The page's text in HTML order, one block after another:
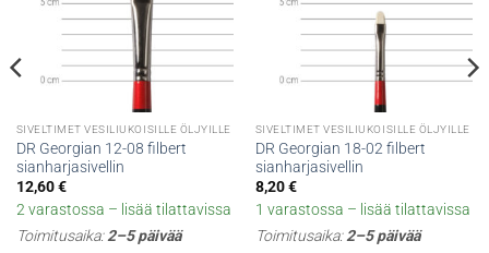
SIVELTIMET VESILIUKOISILLE ÖLJYILLE
DR Georgian 12-08 filbert
sianharjasivellin
12,60€
2 varastossa – lisää tilattavissa
Toimitusaika:2–5 päivää
SIVELTIMET VESILIUKOISILLE ÖLJYILLE
DR Georgian 18-02 filbert
sianharjasivellin
8,20€
1 varastossa – lisää tilattavissa
Toimitusaika:2–5 päivää